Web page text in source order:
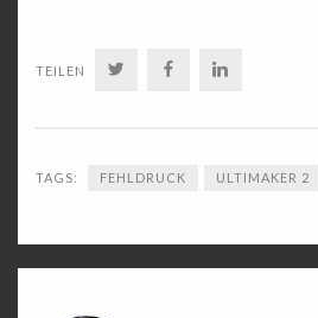
TEILEN TWITTERFACEBOOK
TAGS: FEHLDRUCK ULTIMAKER 2